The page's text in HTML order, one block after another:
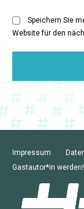
Speichern Sie
Website für den
Impressum
Gastautor*in werden!